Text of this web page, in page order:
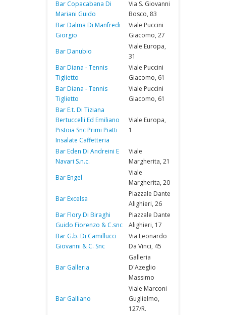
Bar Copacabana Di
Mariani Guido
Via S. Giovanni
Bosco, 83
Bar Dalma Di Manfredi
Giorgio
Viale Puccini
Giacomo, 27
Bar Danubio
Viale Europa,
31
Bar Diana - Tennis
Tiglietto
Viale Puccini
Giacomo, 61
Bar Diana - Tennis
Tiglietto
Viale Puccini
Giacomo, 61
Bar E.t. Di Tiziana
Bertuccelli Ed Emiliano
Pistoia Snc Primi Piatti
Insalate Caffetteria
Viale Europa,
1
Bar Eden Di Andreini E
Navari S.n.c.
Viale
Margherita, 21
Bar Engel
Viale
Margherita, 20
Bar Excelsa
Piazzale Dante
Alighieri, 26
Bar Flory Di Biraghi
Guido Fiorenzo & C.snc
Piazzale Dante
Alighieri, 17
Bar G.b. Di Camillucci
Giovanni & C. Snc
Via Leonardo
Da Vinci, 45
Bar Galleria
Galleria
D'Azeglio
Massimo
Bar Galliano
Viale Marconi
Guglielmo,
127/R.